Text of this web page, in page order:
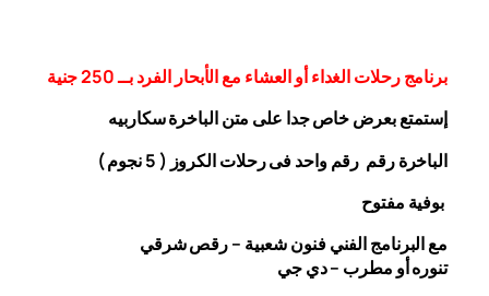
برنامج رحلات الغداء أو العشاء مع الأبحار الفرد بــ 250 جنية
إستمتع بعرض خاص جدا على متن الباخرةسكاربيه
الباخرة رقم رقم واحد فى رحلات الكروز ( 5 نجوم )
بوفية مفتوح
مع البرنامج الفني فنون شعبية – رقص شرقي
تنوره أو مطرب – دي جي